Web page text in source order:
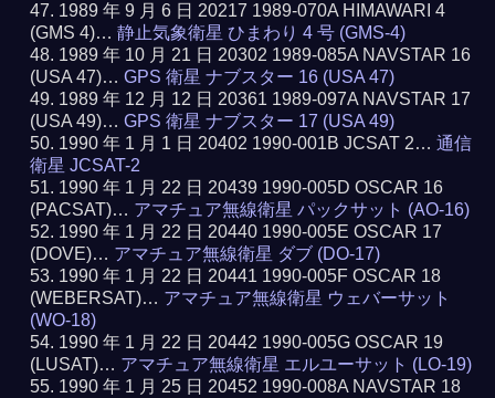
1989 年 9 月 6 日 20217 1989-070A HIMAWARI 4
(GMS 4)…静止気象衛星 ひまわり 4 号 (GMS-4)
1989 年 10 月 21 日 20302 1989-085A NAVSTAR 16
(USA 47)…GPS 衛星 ナブスター 16 (USA 47)
1989 年 12 月 12 日 20361 1989-097A NAVSTAR 17
(USA 49)…GPS 衛星 ナブスター 17 (USA 49)
1990 年 1 月 1 日 20402 1990-001B JCSAT 2…通信
衛星 JCSAT-2
1990 年 1 月 22 日 20439 1990-005D OSCAR 16
(PACSAT)… アマチュア無線衛星 パックサット (AO-16)
1990 年 1 月 22 日 20440 1990-005E OSCAR 17
(DOVE)… アマチュア無線衛星 ダブ (DO-17)
1990 年 1 月 22 日 20441 1990-005F OSCAR 18
(WEBERSAT)… アマチュア無線衛星 ウェバーサット
(WO-18)
1990 年 1 月 22 日 20442 1990-005G OSCAR 19
(LUSAT)… アマチュア無線衛星 エルユーサット (LO-19)
1990 年 1 月 25 日 20452 1990-008A NAVSTAR 18